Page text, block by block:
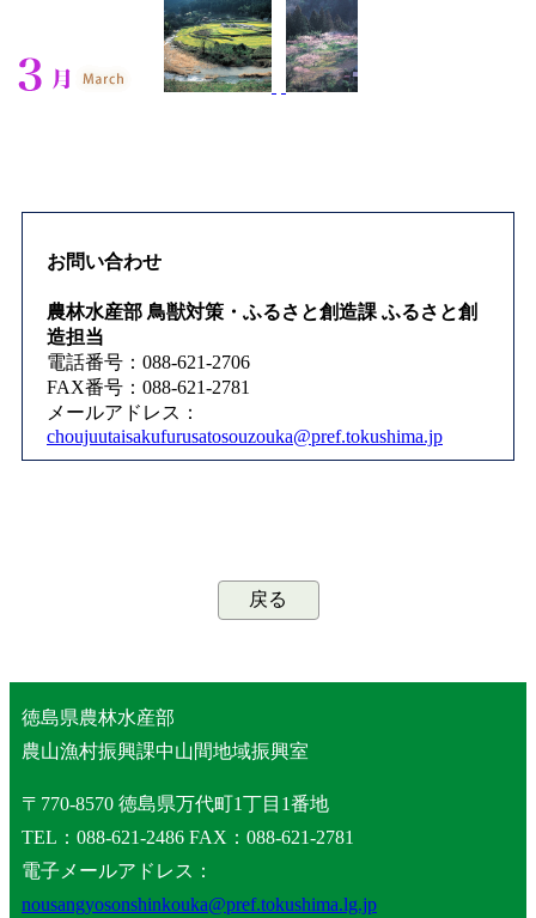
お問い合わせ
農林水産部 鳥獣対策・ふるさと創造課 ふるさと創
造担当
電話番号：088-621-2706
FAX番号：088-621-2781
メールアドレス：
choujuutaisakufurusatosouzouka@pref.tokushima.jp
戻る
徳島県農林水産部
農山漁村振興課中山間地域振興室
〒770-8570 徳島県万代町1丁目1番地
TEL：088-621-2486 FAX：088-621-2781
電子メールアドレス：
nousangyosonshinkouka@pref.tokushima.lg.jp